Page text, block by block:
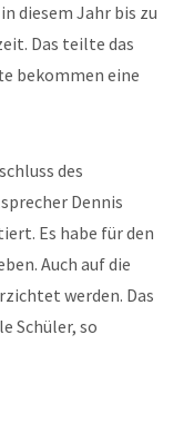
diesem Jahr bis zu
Das teilte das
bekommen eine
des
Dennis
Es habe für den
Auch auf die
werden. Das
Schüler, so